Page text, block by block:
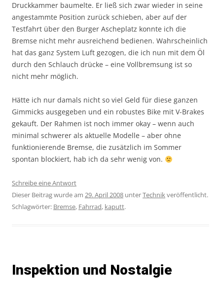
Druckkammer baumelte. Er ließ sich zwar wieder in seine
angestammte Position zurück schieben, aber auf der
Testfahrt über den Burger Ascheplatz konnte ich die
Bremse nicht mehr ausreichend bedienen. Wahrscheinlich
hat das ganz System Luft gezogen, die ich nun mit dem Öl
durch den Schlauch drücke – eine Vollbremsung ist so
nicht mehr möglich.
Hätte ich nur damals nicht so viel Geld für diese ganzen
Gimmicks ausgegeben und ein robustes Bike mit V-Brakes
gekauft. Der Rahmen ist noch immer okay – wenn auch
minimal schwerer als aktuelle Modelle – aber ohne
funktionierende Bremse, die zusätzlich im Sommer
spontan blockiert, hab ich da sehr wenig von.
Schreibe eine Antwort
Dieser Beitrag wurde am 29. April 2008 unterTechnikveröffentlicht.
Schlagwörter: Bremse, Fahrrad, kaputt.
Inspektion und Nostalgie